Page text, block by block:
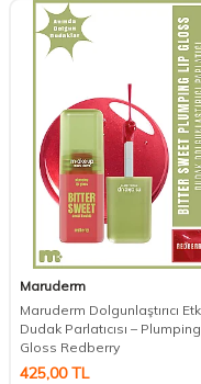
Maruderm
Maruderm Dolgunlaştırıcı
Dudak Parlatıcısı –
Gloss Redberry
425,00TL